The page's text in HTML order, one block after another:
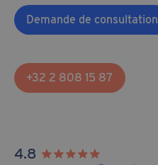
Demande de consultation
+32 2 808 15 87
4.8